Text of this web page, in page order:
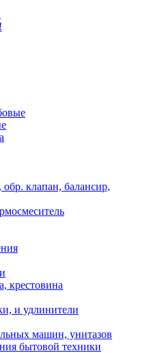
клапан, балансир,
крестовина
и удлинители
машин, унитазов
бытовой техники